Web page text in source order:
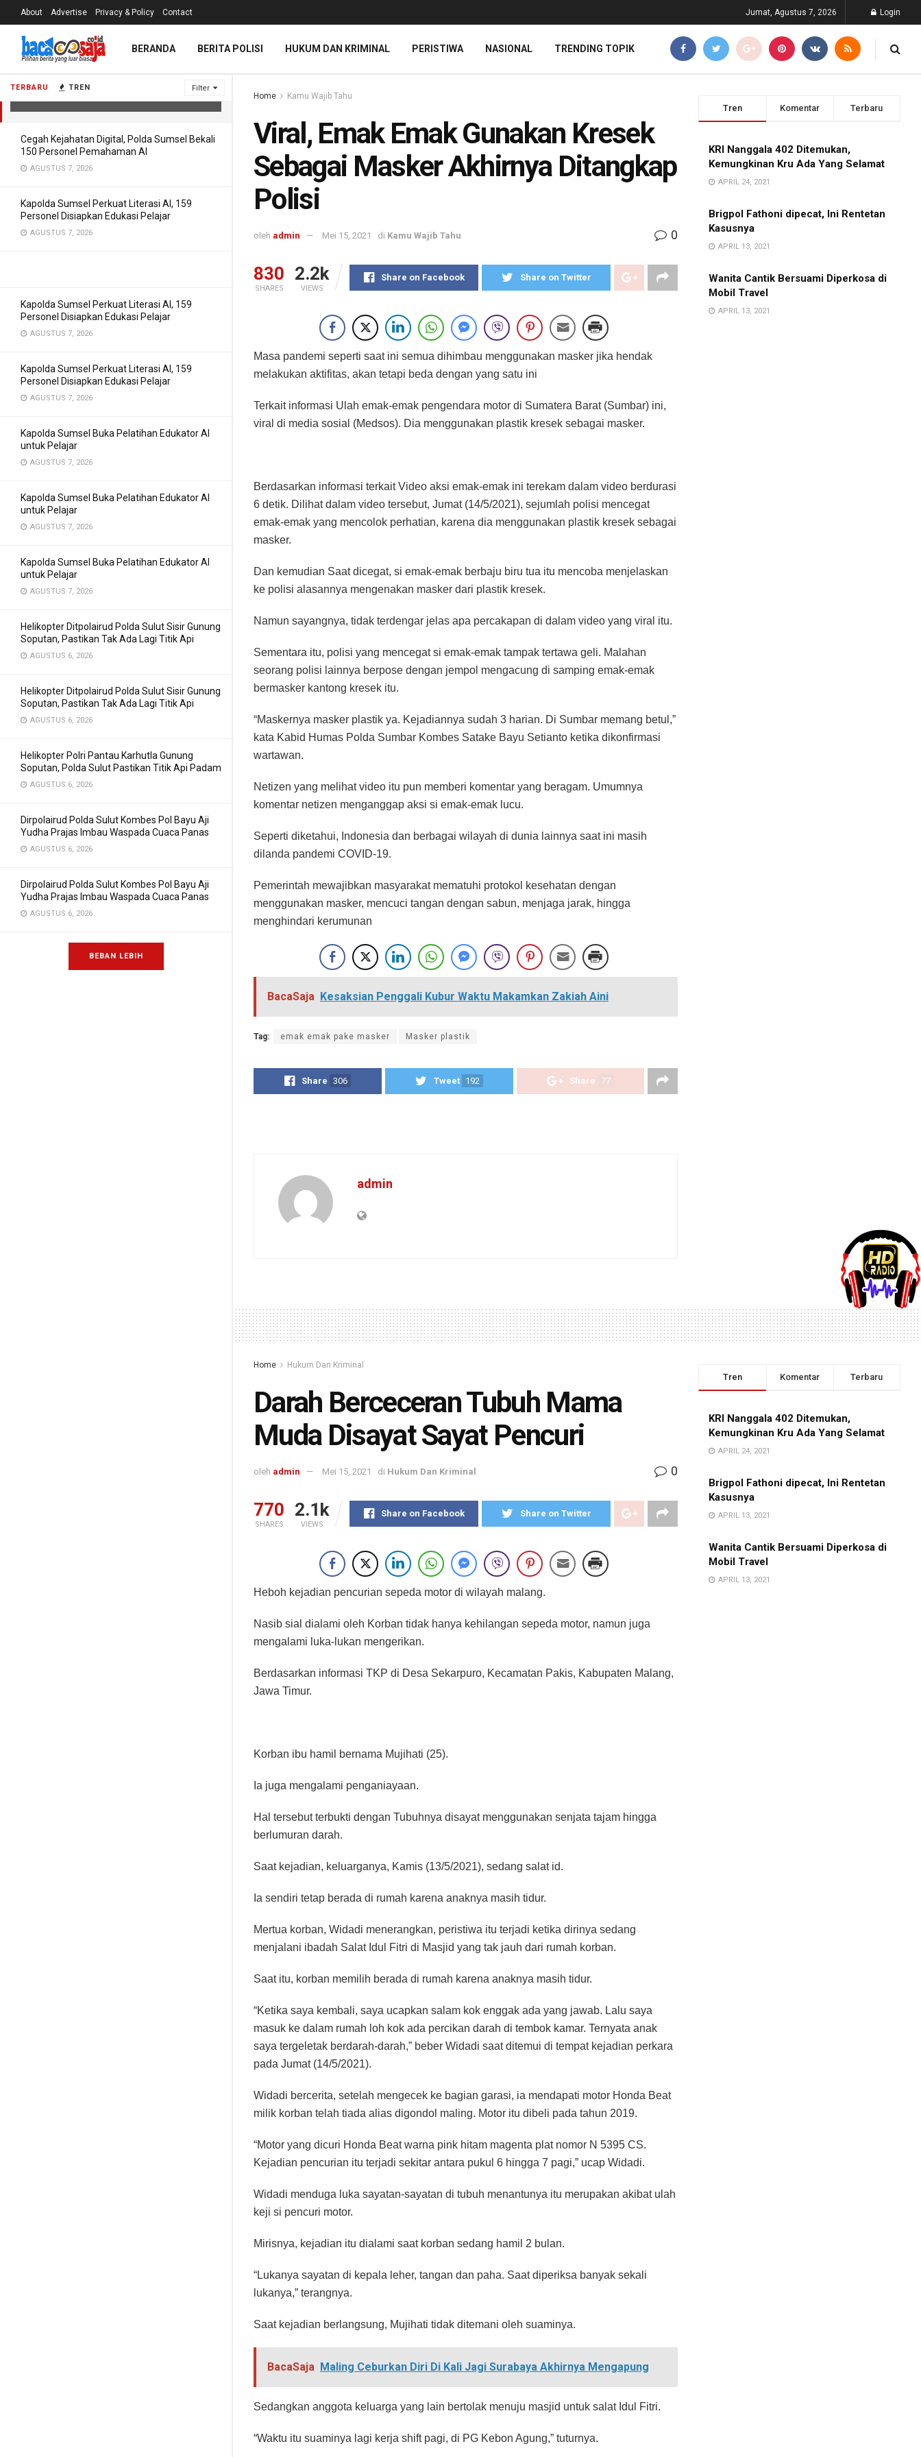
TERBARU TREN Filter
Viral, Emak Emak Gunakan Kresek
Sebagai Masker Akhirnya Ditangkap
Cegah Kejahatan Digital, Polda Sumsel Bekali
150 Personel Pemahaman AI
AGUSTUS 7, 2026
Kapolda Sumsel Perkuat Literasi AI, 159
Personel Disiapkan Edukasi Pelajar
AGUSTUS 7, 2026
Kapolda Sumsel Perkuat Literasi AI, 159
Personel Disiapkan Edukasi Pelajar
AGUSTUS 7, 2026
Kapolda Sumsel Perkuat Literasi AI, 159
Personel Disiapkan Edukasi Pelajar
AGUSTUS 7, 2026
Kapolda Sumsel Buka Pelatihan Edukator AI
untuk Pelajar
AGUSTUS 7, 2026
Kapolda Sumsel Buka Pelatihan Edukator AI
untuk Pelajar
AGUSTUS 7, 2026
Kapolda Sumsel Buka Pelatihan Edukator AI
untuk Pelajar
AGUSTUS 7, 2026
Helikopter Ditpolairud Polda Sulut Sisir Gunung
Soputan, Pastikan Tak Ada Lagi Titik Api
AGUSTUS 6, 2026
Helikopter Ditpolairud Polda Sulut Sisir Gunung
Soputan, Pastikan Tak Ada Lagi Titik Api
AGUSTUS 6, 2026
Helikopter Polri Pantau Karhutla Gunung
Soputan, Polda Sulut Pastikan Titik Api Padam
AGUSTUS 6, 2026
Dirpolairud Polda Sulut Kombes Pol Bayu Aji
Yudha Prajas Imbau Waspada Cuaca Panas
AGUSTUS 6, 2026
Dirpolairud Polda Sulut Kombes Pol Bayu Aji
Yudha Prajas Imbau Waspada Cuaca Panas
AGUSTUS 6, 2026
BEBAN LEBIH
About Advertise Privacy & Policy Contact Jumat, Agustus 7, 2026 Login
BERANDA BERITA POLISI HUKUM DAN KRIMINAL PERISTIWA NASIONAL TRENDING TOPIK
Home Kamu Wajib Tahu
Viral, Emak Emak Gunakan Kresek
Sebagai Masker Akhirnya Ditangkap
Polisi
oleh admin Mei 15, 2021 di Kamu Wajib Tahu 0
830
SHARES
2.2k
VIEWS
Share on Facebook Share on Twitter
Masa pandemi seperti saat ini semua dihimbau menggunakan masker jika hendak
melakukan aktifitas, akan tetapi beda dengan yang satu ini
Terkait informasi Ulah emak-emak pengendara motor di Sumatera Barat (Sumbar) ini,
viral di media sosial (Medsos). Dia menggunakan plastik kresek sebagai masker.
Berdasarkan informasi terkait Video aksi emak-emak ini terekam dalam video berdurasi
6 detik. Dilihat dalam video tersebut, Jumat (14/5/2021), sejumlah polisi mencegat
emak-emak yang mencolok perhatian, karena dia menggunakan plastik kresek sebagai
masker.
Dan kemudian Saat dicegat, si emak-emak berbaju biru tua itu mencoba menjelaskan
ke polisi alasannya mengenakan masker dari plastik kresek.
Namun sayangnya, tidak terdengar jelas apa percakapan di dalam video yang viral itu.
Sementara itu, polisi yang mencegat si emak-emak tampak tertawa geli. Malahan
seorang polisi lainnya berpose dengan jempol mengacung di samping emak-emak
bermasker kantong kresek itu.
“Maskernya masker plastik ya. Kejadiannya sudah 3 harian. Di Sumbar memang betul,”
kata Kabid Humas Polda Sumbar Kombes Satake Bayu Setianto ketika dikonfirmasi
wartawan.
Netizen yang melihat video itu pun memberi komentar yang beragam. Umumnya
komentar netizen menganggap aksi si emak-emak lucu.
Seperti diketahui, Indonesia dan berbagai wilayah di dunia lainnya saat ini masih
dilanda pandemi COVID-19.
Pemerintah mewajibkan masyarakat mematuhi protokol kesehatan dengan
menggunakan masker, mencuci tangan dengan sabun, menjaga jarak, hingga
menghindari kerumunan
BacaSaja Kesaksian Penggali Kubur Waktu Makamkan Zakiah Aini
Tag: emak emak pake masker Masker plastik
Share 306 Tweet 192 Share 77
admin
Tren Komentar Terbaru
KRI Nanggala 402 Ditemukan,
Kemungkinan Kru Ada Yang Selamat
APRIL 24, 2021
Brigpol Fathoni dipecat, Ini Rentetan
Kasusnya
APRIL 13, 2021
Wanita Cantik Bersuami Diperkosa di
Mobil Travel
APRIL 13, 2021
Home Hukum Dan Kriminal
Darah Berceceran Tubuh Mama
Muda Disayat Sayat Pencuri
oleh admin Mei 15, 2021 di Hukum Dan Kriminal 0
770
SHARES
2.1k
VIEWS
Share on Facebook Share on Twitter
Heboh kejadian pencurian sepeda motor di wilayah malang.
Nasib sial dialami oleh Korban tidak hanya kehilangan sepeda motor, namun juga
mengalami luka-lukan mengerikan.
Berdasarkan informasi TKP di Desa Sekarpuro, Kecamatan Pakis, Kabupaten Malang,
Jawa Timur.
Korban ibu hamil bernama Mujihati (25).
Ia juga mengalami penganiayaan.
Hal tersebut terbukti dengan Tubuhnya disayat menggunakan senjata tajam hingga
berlumuran darah.
Saat kejadian, keluarganya, Kamis (13/5/2021), sedang salat id.
Ia sendiri tetap berada di rumah karena anaknya masih tidur.
Mertua korban, Widadi menerangkan, peristiwa itu terjadi ketika dirinya sedang
menjalani ibadah Salat Idul Fitri di Masjid yang tak jauh dari rumah korban.
Saat itu, korban memilih berada di rumah karena anaknya masih tidur.
“Ketika saya kembali, saya ucapkan salam kok enggak ada yang jawab. Lalu saya
masuk ke dalam rumah loh kok ada percikan darah di tembok kamar. Ternyata anak
saya tergeletak berdarah-darah,” beber Widadi saat ditemui di tempat kejadian perkara
pada Jumat (14/5/2021).
Widadi bercerita, setelah mengecek ke bagian garasi, ia mendapati motor Honda Beat
milik korban telah tiada alias digondol maling. Motor itu dibeli pada tahun 2019.
“Motor yang dicuri Honda Beat warna pink hitam magenta plat nomor N 5395 CS.
Kejadian pencurian itu terjadi sekitar antara pukul 6 hingga 7 pagi,” ucap Widadi.
Widadi menduga luka sayatan-sayatan di tubuh menantunya itu merupakan akibat ulah
keji si pencuri motor.
Mirisnya, kejadian itu dialami saat korban sedang hamil 2 bulan.
“Lukanya sayatan di kepala leher, tangan dan paha. Saat diperiksa banyak sekali
lukanya,” terangnya.
Saat kejadian berlangsung, Mujihati tidak ditemani oleh suaminya.
BacaSaja Maling Ceburkan Diri Di Kali Jagi Surabaya Akhirnya Mengapung
Sedangkan anggota keluarga yang lain bertolak menuju masjid untuk salat Idul Fitri.
“Waktu itu suaminya lagi kerja shift pagi, di PG Kebon Agung,” tuturnya.
Tren Komentar Terbaru
KRI Nanggala 402 Ditemukan,
Kemungkinan Kru Ada Yang Selamat
APRIL 24, 2021
Brigpol Fathoni dipecat, Ini Rentetan
Kasusnya
APRIL 13, 2021
Wanita Cantik Bersuami Diperkosa di
Mobil Travel
APRIL 13, 2021